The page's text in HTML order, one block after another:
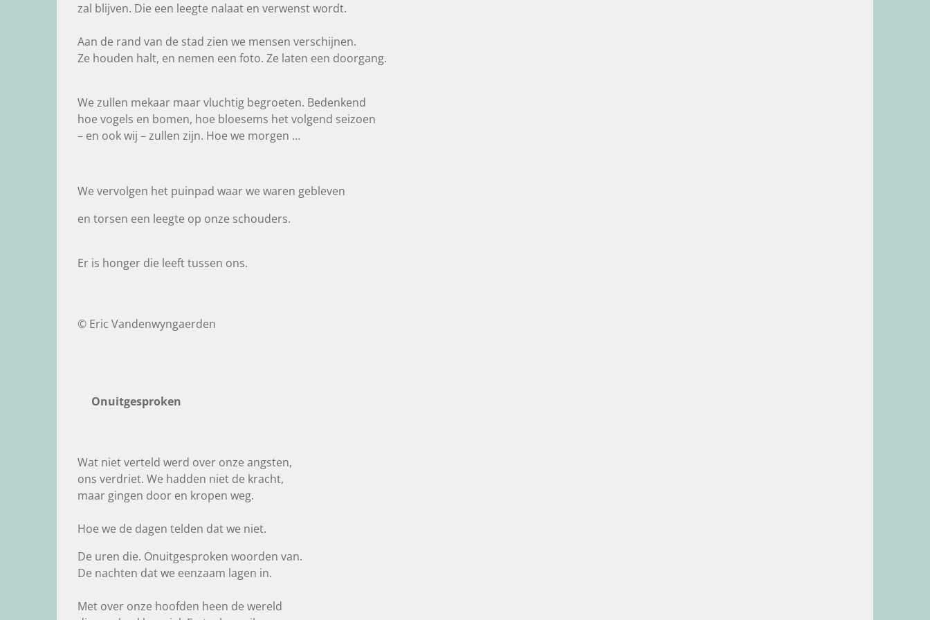
zal blijven. Die een leegte nalaat en verwenst wordt.
Aan de rand van de stad zien we mensen verschijnen.
Ze houden halt, en nemen een foto. Ze laten een doorgang.
We zullen mekaar maar vluchtig begroeten. Bedenkend
hoe vogels en bomen, hoe bloesems het volgend seizoen
– en ook wij – zullen zijn. Hoe we morgen …
We vervolgen het puinpad waar we waren gebleven
en torsen een leegte op onze schouders.
Er is honger die leeft tussen ons.
© Eric Vandenwyngaerden
Onuitgesproken
Wat niet verteld werd over onze angsten,
ons verdriet. We hadden niet de kracht,
maar gingen door en kropen weg.
Hoe we de dagen telden dat we niet.
De uren die. Onuitgesproken woorden van.
De nachten dat we eenzaam lagen in.
Met over onze hoofden heen de wereld